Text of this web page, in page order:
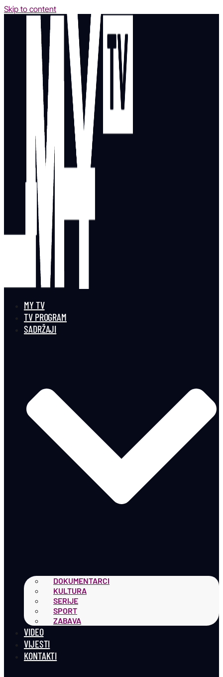
Skip to content
MY TV
TV PROGRAM
SADRŽAJI
DOKUMENTARCI
KULTURA
SERIJE
SPORT
ZABAVA
VIDEO
VIJESTI
KONTAKTI